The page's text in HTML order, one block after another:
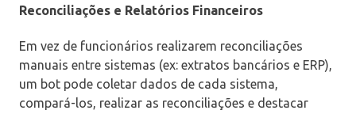
Reconciliações e Relatórios Financeiros
Em vez de funcionários realizarem reconciliações
manuais entre sistemas (ex: extratos bancários e ERP),
um bot pode coletar dados de cada sistema,
compará-los, realizar as reconciliações e destacar